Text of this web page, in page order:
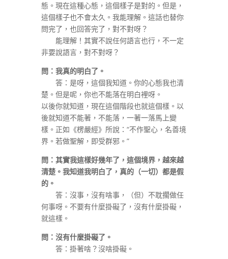
態。現在這種心態，這個樣子是對的。但是，
這個樣子也不會太久。我能理解。這話也替你
問完了，也回答完了，對不對呀？
能理解！其實不說任何語言也行，不一定
非要說語言，對不對呀？
問：我真的明白了。
答：是呀，這個我知道。你的心態我也清
楚。但是呢，你也不能落在明白裡呀。
以後你就知道，現在這個階段也就這個樣。以
後就知道不能著，不能落，一著一落馬上變
樣。正如《楞嚴經》所說：“不作聖心，名善境
界。若做聖解，即受群邪。”
問：其實我這樣好幾年了，這個境界，越來越
清楚。我知道我明白了，真的（一切）都是假
的。
答：沒事，沒有啥事，（但）不耽擱做任
何事呀。不要有什麼掛礙了，沒有什麼掛礙，
就這樣。
問：沒有什麼掛礙了。
答：掛著啥？沒啥掛礙。